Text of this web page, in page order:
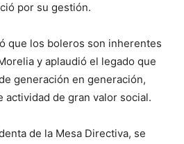
por su gestión.
que los boleros son inherentes
y aplaudió el legado que
generación en generación,
actividad de gran valor social.
de la Mesa Directiva, se